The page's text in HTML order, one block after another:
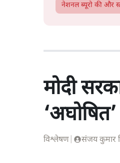
नेशनल ब्यूरो की और
मोदी
विश्लेषण संजय कुमार